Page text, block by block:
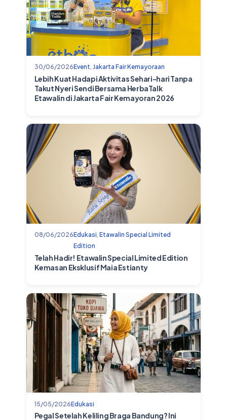
30/06/2026Event Jakarta Fair Kemayoraan
Lebih Kuat Hadapi Aktivitas Sehari-hari Tanpa
Takut Nyeri Sendi Bersama HerbaTalk
Etawalin di Jakarta Fair Kemayoran 2026
08/06/2026Edukasi Etawalin Special Limited
Edition
Telah Hadir! Etawalin Special Limited Edition
Kemasan Eksklusif Maia Estianty
15/05/2026Edukasi
Pegal Setelah Keliling Braga Bandung? Ini